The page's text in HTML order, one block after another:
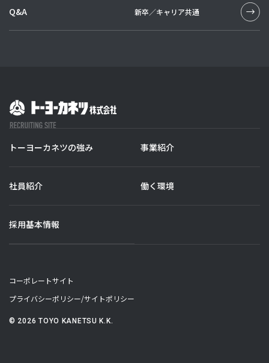
Q&A 新卒／キャリア共通
トーヨーカネツの強み 事業紹介
社員紹介 働く環境
採用基本情報
コーポレートサイト
プライバシーポリシー/サイトポリシー
© 2026 TOYO KANETSU K.K.